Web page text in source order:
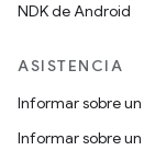
NDK de Android
ASISTENCIA
Informar sobre
Informar sobre